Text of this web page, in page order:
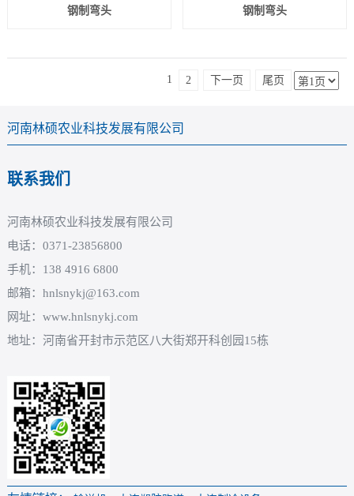
钢制弯头 钢制弯头
1 2 下一页 尾页
河南林硕农业科技发展有限公司
联系我们
河南林硕农业科技发展有限公司
电话：0371-23856800
手机：138 4916 6800
邮箱：hnlsnykj@163.com
网址：www.hnlsnykj.com
地址：河南省开封市示范区八大街郑开科创园15栋